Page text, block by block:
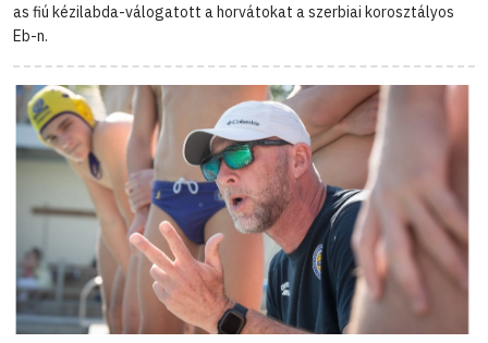
as fiú kézilabda-válogatott a horvátokat a szerbiai korosztályos
Eb-n.